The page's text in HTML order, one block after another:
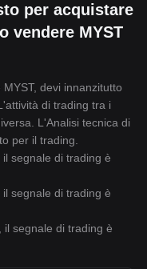
per acquistare
vendere MYST
devi innanzitutto
di trading tra i
L'Analisi tecnica di
per il trading.
segnale di trading è
segnale di trading è
il segnale di trading è